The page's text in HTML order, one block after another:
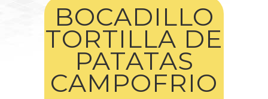
BOCADILLO
TORTILLA DE
PATATAS
CAMPOFRIO